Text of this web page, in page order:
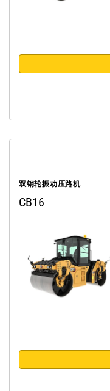
双钢轮振动压路机
CB16